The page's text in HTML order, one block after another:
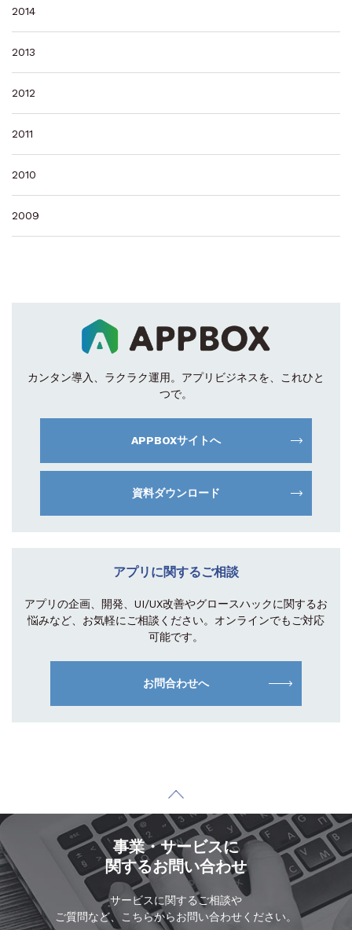
2014
2013
2012
2011
2010
2009
カンタン導入、ラクラク運用。 アプリビジネスを、これひと
つで。
APPBOXサイトへ
資料ダウンロード
アプリに関するご相談
アプリの企画、開発、UI/UX改善やグロースハックに関するお
悩みなど、お気軽にご相談 ください。オンラインでもご対応
可能です。
お問合わせへ
事業・サービスに
関するお問い合わせ
サービスに関するご相談や
ご質問など、こちらからお問い合わせください。